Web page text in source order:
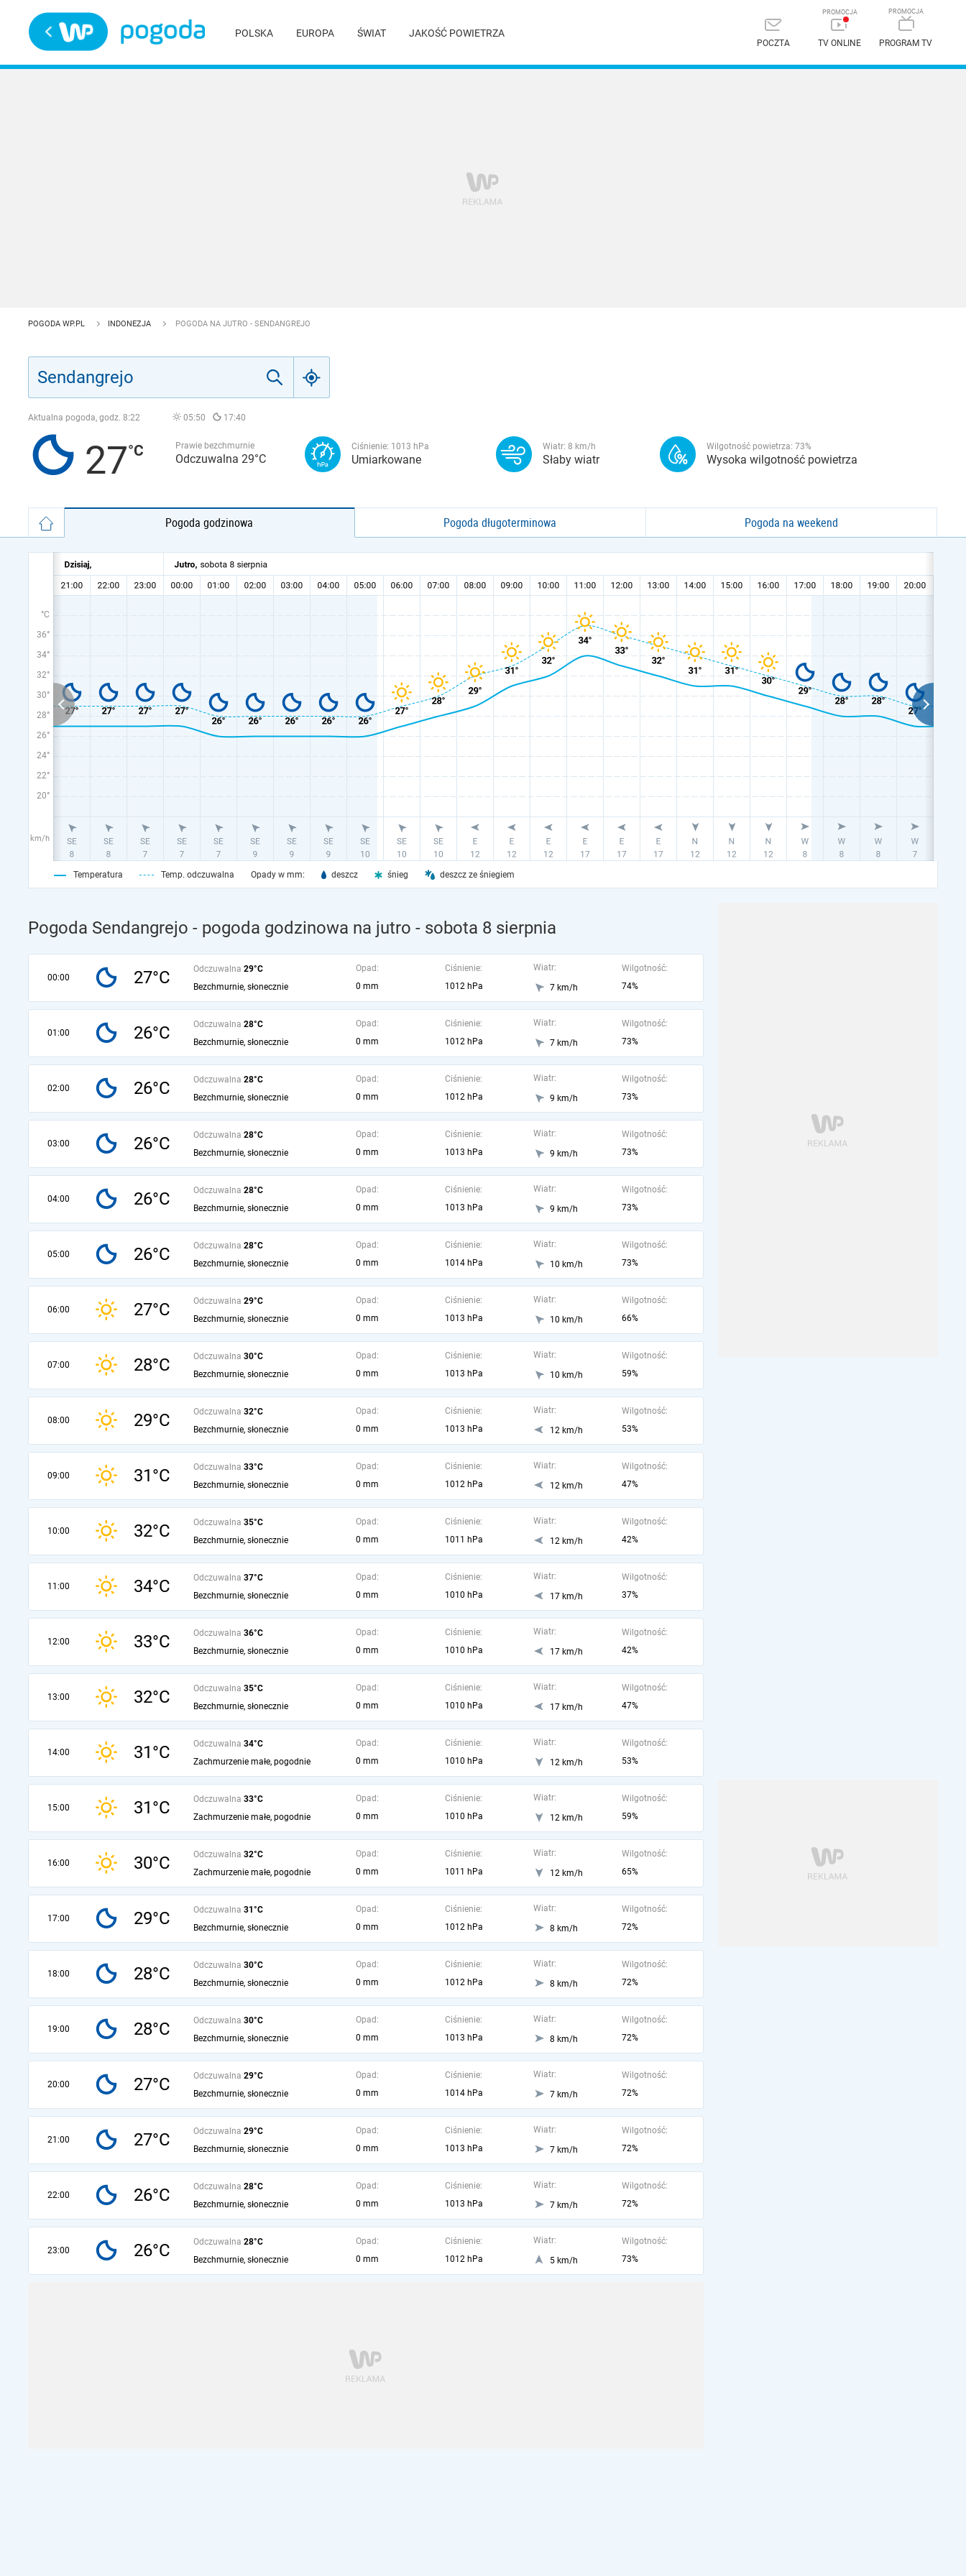
POLSKA EUROPA ŚWIAT JAKOŚĆ POWIETRZA
POCZTA TV ONLINE PROGRAM TV
POGODA WP.PL INDONEZJA POGODA NA JUTRO - SENDANGREJO
Aktualna pogoda, godz. 8:22 05:50 17:40
27 Prawie bezchmurnie
Odczuwalna 29°C
Ciśnienie: 1013 hPa
Umiarkowane
Wiatr: 8 km/h
Słaby wiatr
Wilgotność powietrza: 73%
Wysoka wilgotność powietrza
Pogoda godzinowa Pogoda długoterminowa Pogoda na weekend
°C
36°
34°
32°
30°
28°
26°
24°
22°
20°
km/h
Temperatura Temp. odczuwalna Opady w mm: deszcz śnieg deszcz ze śniegiem
Pogoda Sendangrejo - pogoda godzinowa na jutro - sobota 8 sierpnia
00:00 27°C Odczuwalna 29°C
Bezchmurnie, słonecznie
Opad:
0 mm
Ciśnienie:
1012 hPa
Wiatr:
7 km/h
Wilgotność:
74%
01:00 26°C Odczuwalna 28°C
Bezchmurnie, słonecznie
Opad:
0 mm
Ciśnienie:
1012 hPa
Wiatr:
7 km/h
Wilgotność:
73%
02:00 26°C Odczuwalna 28°C
Bezchmurnie, słonecznie
Opad:
0 mm
Ciśnienie:
1012 hPa
Wiatr:
9 km/h
Wilgotność:
73%
03:00 26°C Odczuwalna 28°C
Bezchmurnie, słonecznie
Opad:
0 mm
Ciśnienie:
1013 hPa
Wiatr:
9 km/h
Wilgotność:
73%
04:00 26°C Odczuwalna 28°C
Bezchmurnie, słonecznie
Opad:
0 mm
Ciśnienie:
1013 hPa
Wiatr:
9 km/h
Wilgotność:
73%
05:00 26°C Odczuwalna 28°C
Bezchmurnie, słonecznie
Opad:
0 mm
Ciśnienie:
1014 hPa
Wiatr:
10 km/h
Wilgotność:
73%
06:00 27°C Odczuwalna 29°C
Bezchmurnie, słonecznie
Opad:
0 mm
Ciśnienie:
1013 hPa
Wiatr:
10 km/h
Wilgotność:
66%
07:00 28°C Odczuwalna 30°C
Bezchmurnie, słonecznie
Opad:
0 mm
Ciśnienie:
1013 hPa
Wiatr:
10 km/h
Wilgotność:
59%
08:00 29°C Odczuwalna 32°C
Bezchmurnie, słonecznie
Opad:
0 mm
Ciśnienie:
1013 hPa
Wiatr:
12 km/h
Wilgotność:
53%
09:00 31°C Odczuwalna 33°C
Bezchmurnie, słonecznie
Opad:
0 mm
Ciśnienie:
1012 hPa
Wiatr:
12 km/h
Wilgotność:
47%
10:00 32°C Odczuwalna 35°C
Bezchmurnie, słonecznie
Opad:
0 mm
Ciśnienie:
1011 hPa
Wiatr:
12 km/h
Wilgotność:
42%
11:00 34°C Odczuwalna 37°C
Bezchmurnie, słonecznie
Opad:
0 mm
Ciśnienie:
1010 hPa
Wiatr:
17 km/h
Wilgotność:
37%
12:00 33°C Odczuwalna 36°C
Bezchmurnie, słonecznie
Opad:
0 mm
Ciśnienie:
1010 hPa
Wiatr:
17 km/h
Wilgotność:
42%
13:00 32°C Odczuwalna 35°C
Bezchmurnie, słonecznie
Opad:
0 mm
Ciśnienie:
1010 hPa
Wiatr:
17 km/h
Wilgotność:
47%
14:00 31°C Odczuwalna 34°C
Zachmurzenie małe, pogodnie
Opad:
0 mm
Ciśnienie:
1010 hPa
Wiatr:
12 km/h
Wilgotność:
53%
15:00 31°C Odczuwalna 33°C
Zachmurzenie małe, pogodnie
Opad:
0 mm
Ciśnienie:
1010 hPa
Wiatr:
12 km/h
Wilgotność:
59%
16:00 30°C Odczuwalna 32°C
Zachmurzenie małe, pogodnie
Opad:
0 mm
Ciśnienie:
1011 hPa
Wiatr:
12 km/h
Wilgotność:
65%
17:00 29°C Odczuwalna 31°C
Bezchmurnie, słonecznie
Opad:
0 mm
Ciśnienie:
1012 hPa
Wiatr:
8 km/h
Wilgotność:
72%
18:00 28°C Odczuwalna 30°C
Bezchmurnie, słonecznie
Opad:
0 mm
Ciśnienie:
1012 hPa
Wiatr:
8 km/h
Wilgotność:
72%
19:00 28°C Odczuwalna 30°C
Bezchmurnie, słonecznie
Opad:
0 mm
Ciśnienie:
1013 hPa
Wiatr:
8 km/h
Wilgotność:
72%
20:00 27°C Odczuwalna 29°C
Bezchmurnie, słonecznie
Opad:
0 mm
Ciśnienie:
1014 hPa
Wiatr:
7 km/h
Wilgotność:
72%
21:00 27°C Odczuwalna 29°C
Bezchmurnie, słonecznie
Opad:
0 mm
Ciśnienie:
1013 hPa
Wiatr:
7 km/h
Wilgotność:
72%
22:00 26°C Odczuwalna 28°C
Bezchmurnie, słonecznie
Opad:
0 mm
Ciśnienie:
1013 hPa
Wiatr:
7 km/h
Wilgotność:
72%
23:00 26°C Odczuwalna 28°C
Bezchmurnie, słonecznie
Opad:
0 mm
Ciśnienie:
1012 hPa
Wiatr:
5 km/h
Wilgotność:
73%